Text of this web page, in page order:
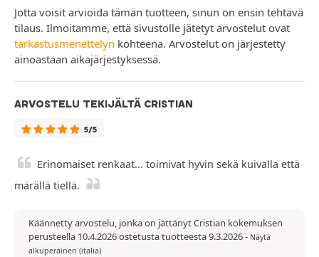
Jotta voisit arvioida tämän tuotteen, sinun on ensin tehtävä
tilaus. Ilmoitamme, että sivustolle jätetyt arvostelut ovat
tarkastusmenettelyn kohteena. Arvostelut on järjestetty
ainoastaan aikajärjestyksessä.
ARVOSTELU TEKIJÄLTÄ CRISTIAN
5/5
Erinomaiset renkaat... toimivat hyvin sekä kuivalla että
märällä tiellä.
Käännetty arvostelu, jonka on jättänyt Cristian kokemuksen
perusteella 10.4.2026 ostetusta tuotteesta 9.3.2026- Näytä
alkuperäinen (italia)